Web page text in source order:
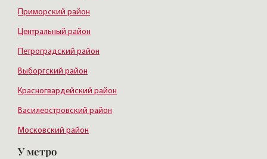
Приморский район
Центральный район
Петроградский район
Выборгский район
Красногвардейский район
Василеостровский район
Московский район
Курортный район
У метро